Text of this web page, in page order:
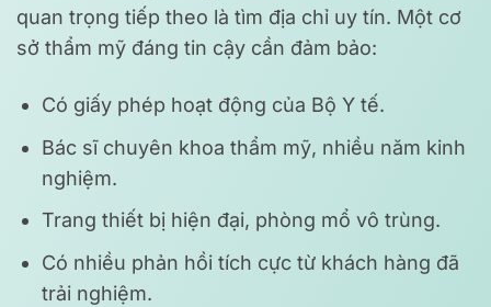
quan trọng tiếp theo là tìm địa chỉ uy tín. Một cơ
sở thẩm mỹ đáng tin cậy cần đảm bảo:
Có giấy phép hoạt động của Bộ Y tế.
Bác sĩ chuyên khoa thẩm mỹ, nhiều năm kinh
nghiệm.
Trang thiết bị hiện đại, phòng mổ vô trùng.
Có nhiều phản hồi tích cực từ khách hàng đã
trải nghiệm.